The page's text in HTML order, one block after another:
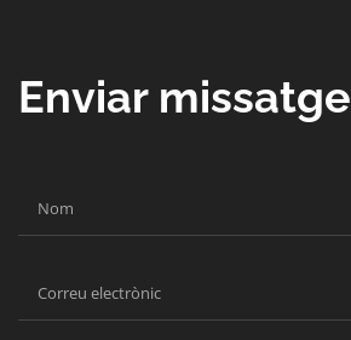
Enviar missatge_